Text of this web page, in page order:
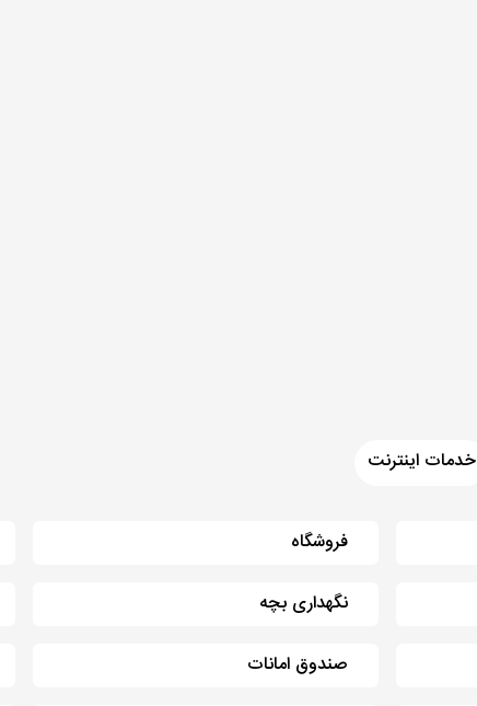
خدمات اینترنت
فروشگاه
نگهداری بچه
صندوق امانات